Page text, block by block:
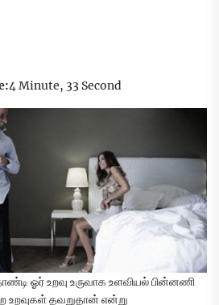
4 Minute, 33 Second
ஓர் உறவு உருவாக உளவியல் பின்னணி
தவறுதான் என்று